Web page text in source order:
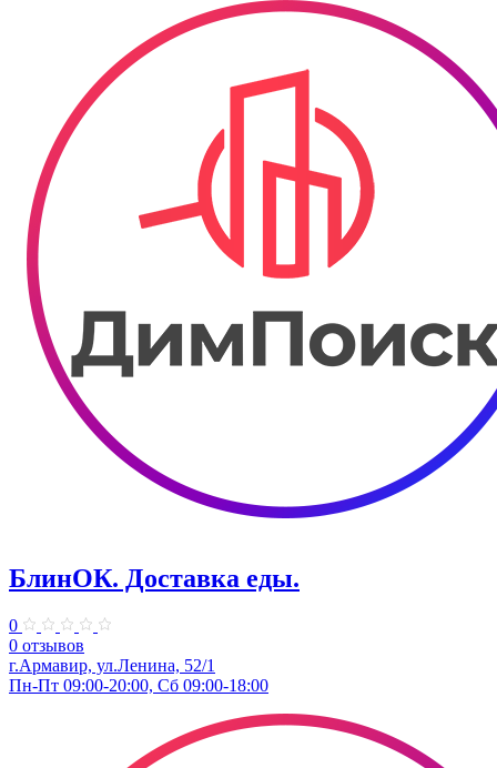
БлинОК. Доставка еды.
0
0 отзывов
г.Армавир, ул.Ленина, 52/1
Пн-Пт 09:00-20:00, Сб 09:00-18:00